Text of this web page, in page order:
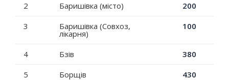
2
Баришівка (місто)
200
3
Баришівка (Совхоз,
лікарня)
100
4 Бзів
380
5
Борщів
430